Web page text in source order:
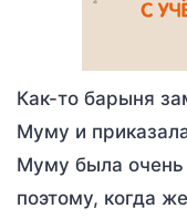
Как-то барыня
Муму и
Муму была очень
поэтому, когда